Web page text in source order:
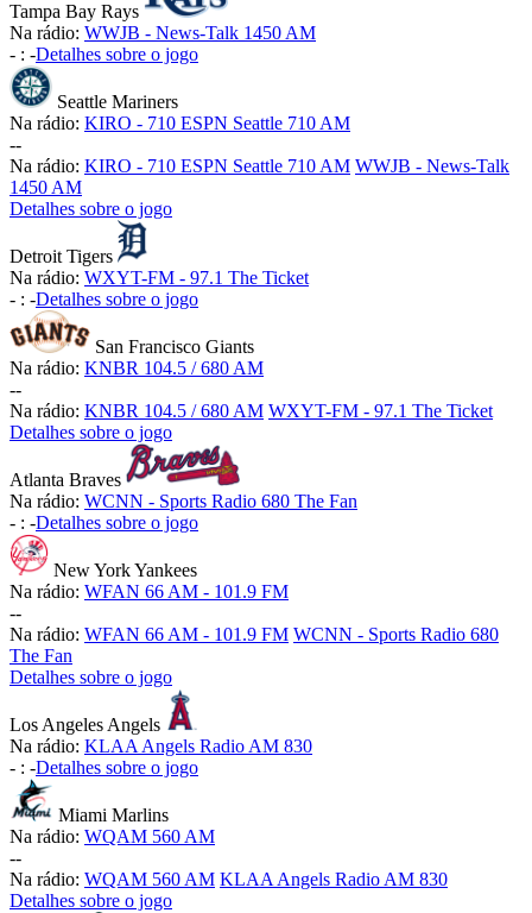
Tampa Bay Rays
Na rádio: WWJB - News-Talk 1450 AM
- : -Detalhes sobre o jogo
Seattle Mariners
Na rádio: KIRO - 710 ESPN Seattle 710 AM
--
Na rádio: KIRO - 710 ESPN Seattle 710 AM WWJB - News-Talk
1450 AM
Detalhes sobre o jogo
Detroit Tigers
Na rádio: WXYT-FM - 97.1 The Ticket
- : -Detalhes sobre o jogo
San Francisco Giants
Na rádio: KNBR 104.5 / 680 AM
--
Na rádio: KNBR 104.5 / 680 AM WXYT-FM - 97.1 The Ticket
Detalhes sobre o jogo
Atlanta Braves
Na rádio: WCNN - Sports Radio 680 The Fan
- : -Detalhes sobre o jogo
New York Yankees
Na rádio: WFAN 66 AM - 101.9 FM
--
Na rádio: WFAN 66 AM - 101.9 FM WCNN - Sports Radio 680
The Fan
Detalhes sobre o jogo
Los Angeles Angels
Na rádio: KLAA Angels Radio AM 830
- : -Detalhes sobre o jogo
Miami Marlins
Na rádio: WQAM 560 AM
--
Na rádio: WQAM 560 AM KLAA Angels Radio AM 830
Detalhes sobre o jogo